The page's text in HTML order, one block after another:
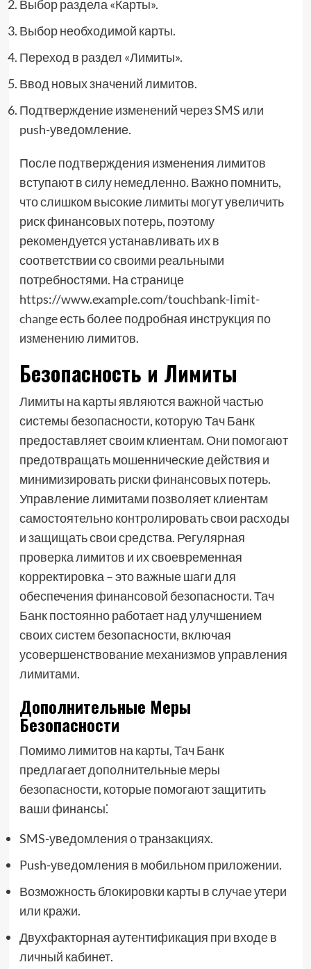
Выбор раздела «Карты».
Выбор необходимой карты.
Переход в раздел «Лимиты».
Ввод новых значений лимитов.
Подтверждение изменений через SMS или
push-уведомление.
После подтверждения изменения лимитов
вступают в силу немедленно. Важно помнить,
что слишком высокие лимиты могут увеличить
риск финансовых потерь, поэтому
рекомендуется устанавливать их в
соответствии со своими реальными
потребностями. На странице
https://www.example.com/touchbank-limit-
change есть более подробная инструкция по
изменению лимитов.
Безопасность и Лимиты
Лимиты на карты являются важной частью
системы безопасности, которую Тач Банк
предоставляет своим клиентам. Они помогают
предотвращать мошеннические действия и
минимизировать риски финансовых потерь.
Управление лимитами позволяет клиентам
самостоятельно контролировать свои расходы
и защищать свои средства. Регулярная
проверка лимитов и их своевременная
корректировка – это важные шаги для
обеспечения финансовой безопасности. Тач
Банк постоянно работает над улучшением
своих систем безопасности, включая
усовершенствование механизмов управления
лимитами.
Дополнительные Меры
Безопасности
Помимо лимитов на карты, Тач Банк
предлагает дополнительные меры
безопасности, которые помогают защитить
ваши финансы⁚
SMS-уведомления о транзакциях.
Push-уведомления в мобильном приложении.
Возможность блокировки карты в случае утери
или кражи.
Двухфакторная аутентификация при входе в
личный кабинет.